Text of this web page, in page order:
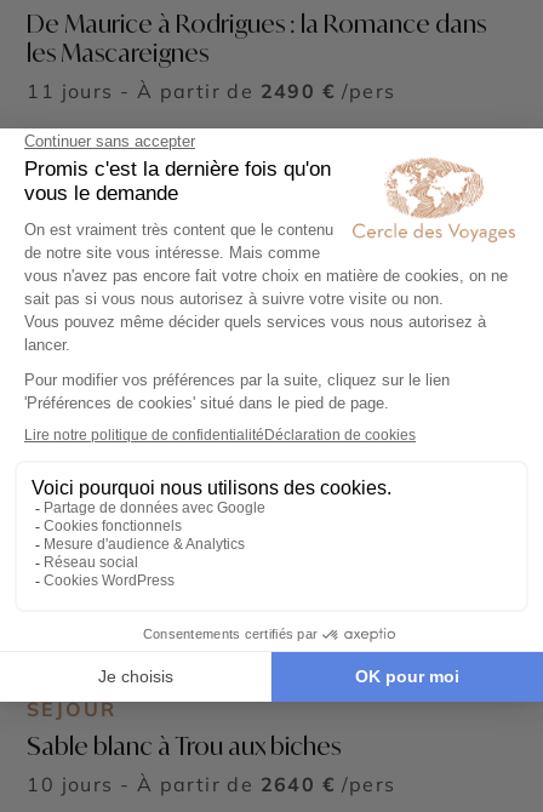
De Maurice à Rodrigues : la Romance dans
les Mascareignes
11 jours - À partir de 2490 € /pers
SÉJOUR
Sable blanc à Trou aux biches
10 jours - À partir de 2640 € /pers